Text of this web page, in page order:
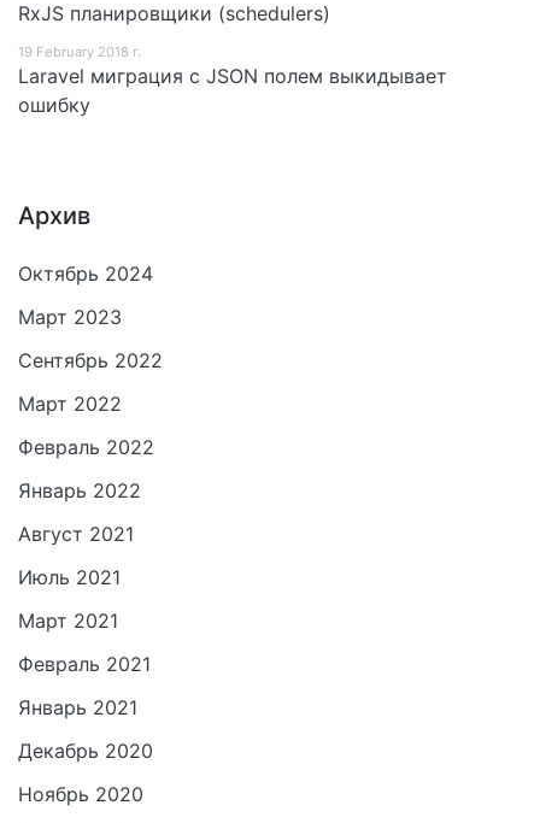
RxJS планировщики (schedulers)
19 February 2018 г.
Laravel миграция с JSON полем выкидывает
ошибку
Архив
Октябрь 2024
Март 2023
Сентябрь 2022
Март 2022
Февраль 2022
Январь 2022
Август 2021
Июль 2021
Март 2021
Февраль 2021
Январь 2021
Декабрь 2020
Ноябрь 2020